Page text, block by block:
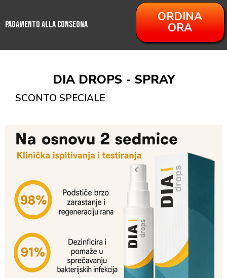
PAGAMENTO ALLA CONSEGNA
ORDINA
ORA
DIA DROPS - SPRAY
SCONTO SPECIALE